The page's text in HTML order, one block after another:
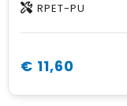
RPET-PU
€ 11,60